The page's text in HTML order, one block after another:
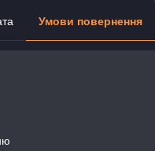
Умови повернення